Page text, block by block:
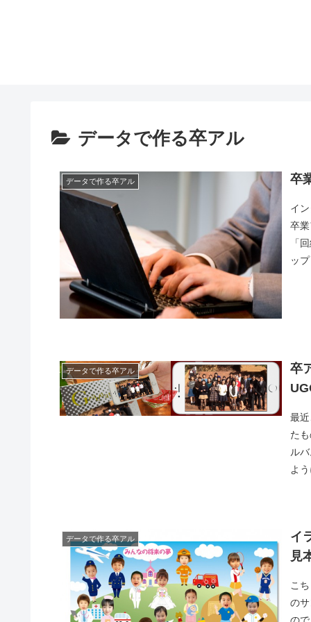
データで作る卒アル
データで作る卒アル 卒
イ
卒
「
ッ
データで作る卒アル
卒
最
た
ル
よ
データで作る卒アル
イ
見
こ
の
の